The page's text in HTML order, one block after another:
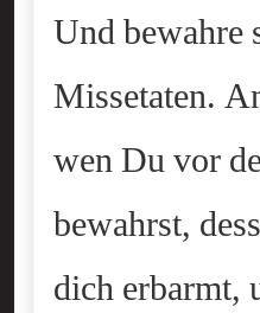
Und bewahre
Missetaten.
wen Du vor
bewahrst,
dich erbarmt,